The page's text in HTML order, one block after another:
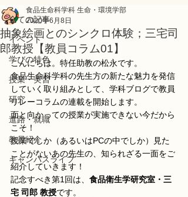
全ての記事
イベント
学びの特色
授業・実習
研究
進路・就職
教員紹介
キャンパスライフ
抽象絵画とのシンクロ体験；三宅司
郎教授【教員コラム01】
食品生命科学科 生命・環境学部
2020年6月8日
こんにちは。特任助教の松永です。
食品生命科学科の先生方の新たな魅力を発信
していく取り組みとして、学科ブログで教員
リレーコラムの連載を開始します。
面と向かっての授業が実施できない今だから
こそ！
授業でしか（あるいはPCの中でしか）見た
ことがないあの先生の、知られざる一面をご
紹介していきます！
記念すべき第1回は、 食品衛生学研究室・三
宅 司郎 教授です。